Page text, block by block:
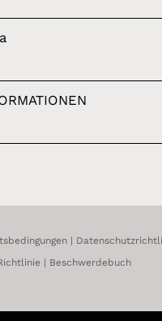
Beschwerdebuch